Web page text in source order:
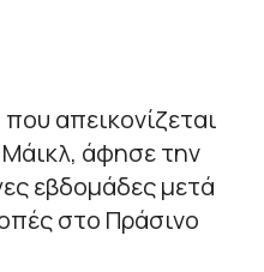
που απεικονίζεται
άφησε την
εβδομάδες μετά
στο Πράσινο